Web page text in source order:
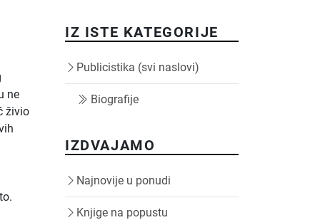
ne
živio
IZ ISTE KATEGORIJE
Publicistika (svi naslovi)
Biografije
IZDVAJAMO
Najnovije u ponudi
Knjige na popustu